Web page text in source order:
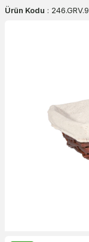
Ürün Kodu :